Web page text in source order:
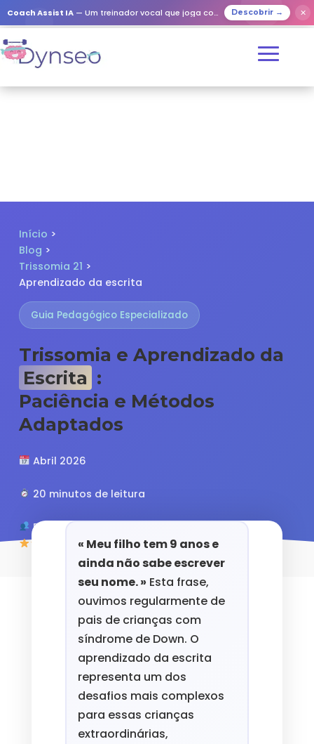
Coach Assist IA — Um treinador vocal que joga com os seus entes queridos Descobrir → ✕
Início >
Blog >
Trissomia 21 >
Aprendizado da escrita
Guia Pedagógico Especializado
Trissomia e Aprendizado da
Escrita :
Paciência e Métodos
Adaptados
Abril 2026
20 minutos de leitura
Pais, educadores, terapeutas
4.8/5 (127 avaliações)
« Meu filho tem 9 anos e
ainda não sabe escrever
seu nome. » Esta frase,
ouvimos regularmente de
pais de crianças com
síndrome de Down. O
aprendizado da escrita
representa um dos
desafios mais complexos
para essas crianças
extraordinárias,